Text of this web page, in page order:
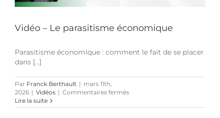
Vidéo – Le parasitisme économique
Parasitisme économique : comment le fait de se placer
dans [...]
Par Franck Berthault | mars 11th,
2026 | Vidéos | Commentaires ferméssur
–
Lire la suite